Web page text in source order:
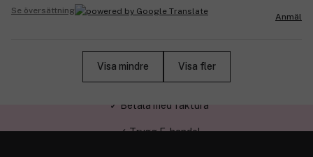
Se översättning
Anmäl
Visa mindre Visa fler